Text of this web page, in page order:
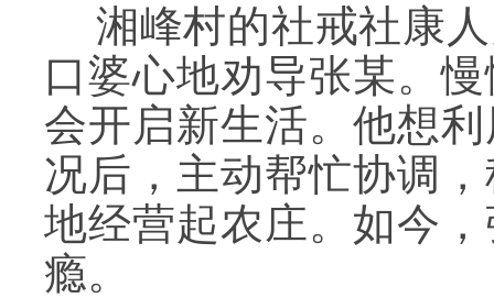
湘峰村的社戒社康
口婆心地劝导张某。
会开启新生活。他想
况后，主动帮忙协调
地经营起农庄。如今
瘾。